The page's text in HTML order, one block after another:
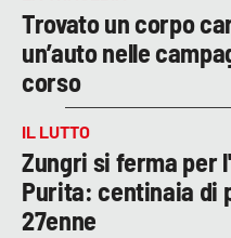
Trovato un corpo
un’auto nelle
corso
IL LUTTO
Zungri si ferma per
Purita: centinaia di
27enne